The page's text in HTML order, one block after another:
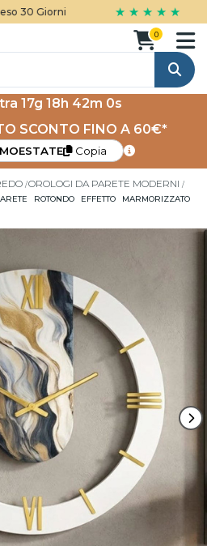
30 Giorni ★ ★ ★ ★ ★
Cerca
0
17g 18h 42m 0s
SCONTO FINO A 60€*
Copia
OROLOGI DA PARETE MODERNI
ROTONDO EFFETTO MARMORIZZATO